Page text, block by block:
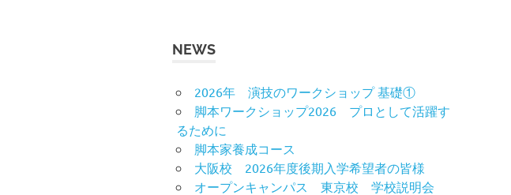
NEWS
2026年 演技のワークショップ 基礎①
脚本ワークショップ2026 プロとして活躍す
るために
脚本家養成コース
大阪校 2026年度後期入学希望者の皆様
オープンキャンパス 東京校 学校説明会